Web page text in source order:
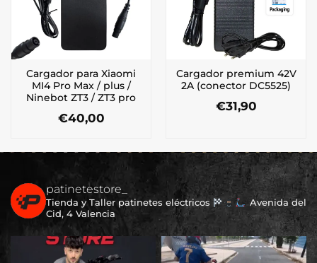
Cargador para Xiaomi
MI4 Pro Max / plus /
Ninebot ZT3 / ZT3 pro
€40,00
Cargador premium 42V
2A (conector DC5525)
€31,90
patinetestore_
Tienda y Taller patinetes eléctricos
Avenida del
Cid, 4 Valencia